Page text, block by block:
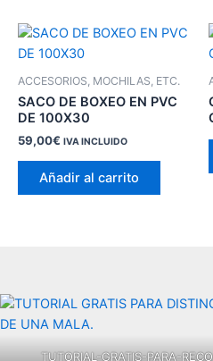
ACCESORIOS, MOCHILAS, ETC.
SACO DE BOXEO EN PVC
DE 100X30
59,00€ IVA INCLUIDO
Añadir al carrito
TUTORIAL-GRATIS-PARA-